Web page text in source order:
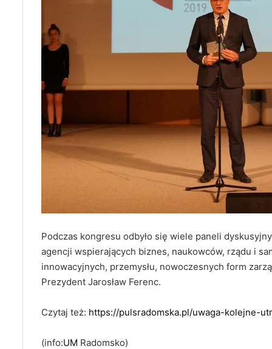
Podczas kongresu odbyło się wiele paneli
agencji wspierających biznes, naukowców, rządu i
innowacyjnych, przemysłu, nowoczesnych form
Prezydent Jarosław Ferenc.
Czytaj też: https://pulsradomska.pl/uwaga-kolejne-
(info:UM Radomsko)